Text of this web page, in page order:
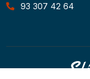
93 307 42 64